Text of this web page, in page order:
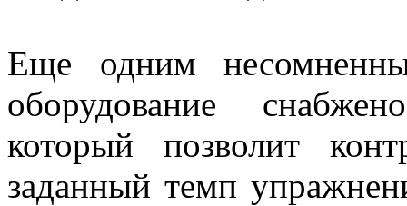
Еще одним
оборудование
который позволит
заданный темп